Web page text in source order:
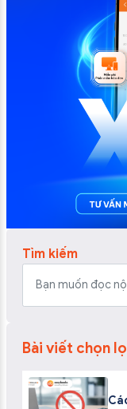
Tìm kiếm
Bài viết chọn